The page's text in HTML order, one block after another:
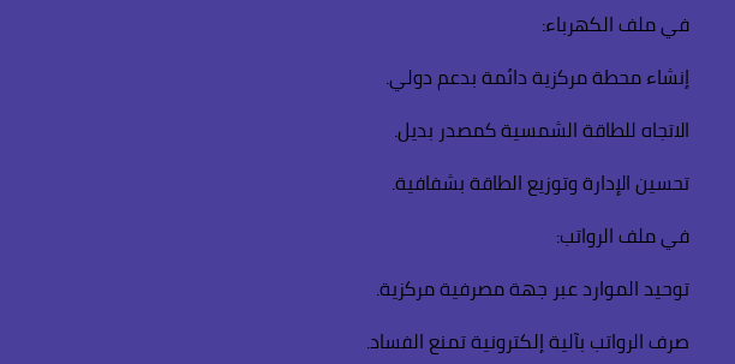
في ملف الكهرباء:
إنشاء محطة مركزية دائمة بدعم دولي.
الاتجاه للطاقة الشمسية كمصدر بديل.
تحسين الإدارة وتوزيع الطاقة بشفافية.
في ملف الرواتب:
توحيد الموارد عبر جهة مصرفية مركزية.
صرف الرواتب بآلية إلكترونية تمنع الفساد.